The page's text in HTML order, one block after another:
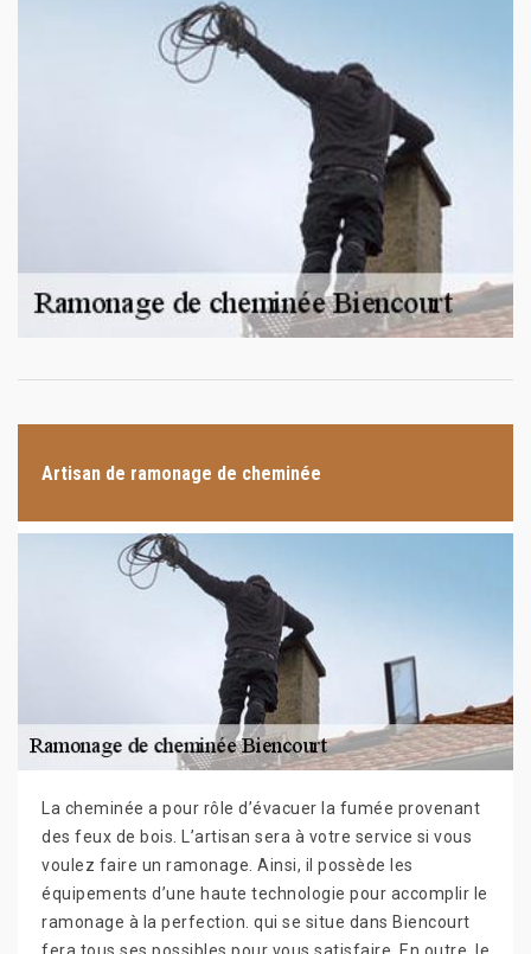
Artisan de ramonage de cheminée
La cheminée a pour rôle d’évacuer la fumée provenant
des feux de bois. L’artisan sera à votre service si vous
voulez faire un ramonage. Ainsi, il possède les
équipements d’une haute technologie pour accomplir le
ramonage à la perfection. qui se situe dans Biencourt